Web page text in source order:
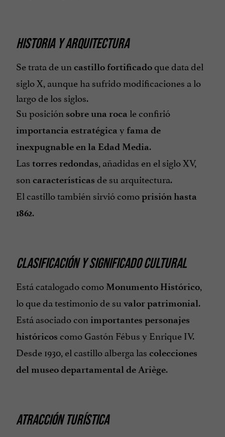
HISTORIA Y ARQUITECTURA
Se trata de un castillo fortificadoque data del
siglo X, aunque ha sufrido modificaciones a lo
largo de los siglos.
Su posición sobre una roca le confirió
importancia estratégica y fama de
inexpugnable en la Edad Media.
Las torres redondas, añadidas en el siglo XV,
son características de su arquitectura.
El castillo también sirvió comoprisión hasta
1862.
CLASIFICACIÓN Y SIGNIFICADO CULTURAL
Está catalogado como Monumento Histórico,
lo que da testimonio de su valor patrimonial.
Está asociado con importantes personajes
históricos como Gastón Fébus y Enrique IV.
Desde 1930, el castillo alberga las colecciones
del museo departamental de Ariège.
ATRACCIÓN TURÍSTICA